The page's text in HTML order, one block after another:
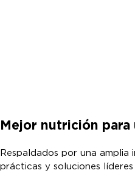
Mejor nutrición para
Respaldados por una amplia
prácticas y soluciones